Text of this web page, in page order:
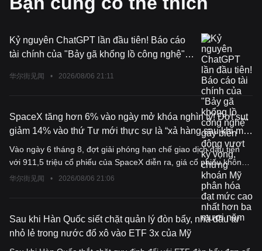
Kỷ nguyên ChatGPT lần đầu tiên! Báo cáo
tài chính của "Bảy gã khổng lồ công nghệ"
Mỹ phân hóa đạt mức cao nhất hơn ba mươi
华尔街见闻 • 2026/08/06 21:11
SpaceX tăng hơn 6% vào ngày mở khóa nghìn tỷ! Đợt sụt
giảm 14% vào thứ Tư mới thực sự là “xả hàng sau khi mở
khóa”
Vào ngày 6 tháng 8, đợt giải phóng hạn chế giao dịch đầu tiên
với 911,5 triệu cổ phiếu của SpaceX diễn ra, giá cổ phiếu không
giảm mà tăng 6,14% trong ngày, với khối lượng giao dịch 250
triệu cổ phiếu, đạt mức cao nhất trong một tháng rưỡi. Vào thứ
Tư, giá cổ phiếu giảm mạnh 14%, với 200 triệu cổ phiếu được
giao dịch, đã tiêu thụ phần lớn các nhà bán biên. Theo các
chuyên gia thị trường, một số chiến lược bán khống không chỉ
đơn thuần đặt cược vào sự xấu đi của cơ bản mà còn nhắm đến
华尔街见闻 • 2026/08/06 21:06
Sau khi Hàn Quốc siết chặt quản lý đòn bẩy, nhà đầu tư
nhỏ lẻ trong nước đổ xô vào ETF 3x của Mỹ